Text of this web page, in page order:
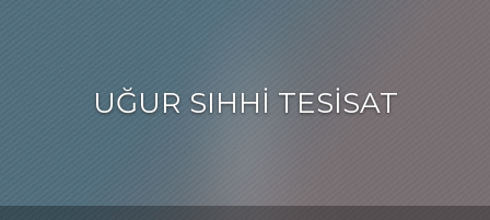
UĞUR SIHHI TESISAT